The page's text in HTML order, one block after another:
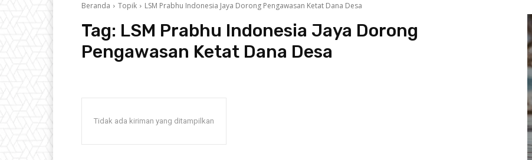
Beranda Topik LSM Prabhu Indonesia Jaya Dorong Pengawasan Ketat Dana Desa
Tag: LSM Prabhu Indonesia Jaya Dorong
Pengawasan Ketat Dana Desa
Tidak ada kiriman yang ditampilkan